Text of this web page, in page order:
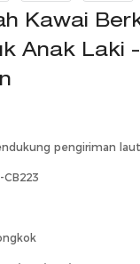
Kawai
Anak Laki
pengiriman laut
CB223